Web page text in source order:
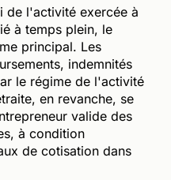
de l'activité exercée à
à temps plein, le
principal. Les
indemnités
le régime de l'activité
en revanche, se
valide des
à condition
de cotisation dans